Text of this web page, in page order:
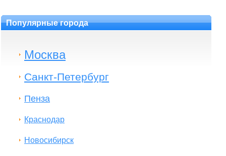
Популярные города
Москва
Санкт-Петербург
Пенза
Краснодар
Новосибирск